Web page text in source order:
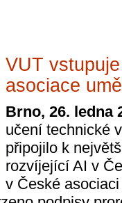
VUT
asociace
Brno, 26. ledna
učení technické
připojilo k
rozvíjející AI v
v České